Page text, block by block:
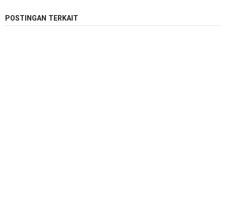
POSTINGAN TERKAIT